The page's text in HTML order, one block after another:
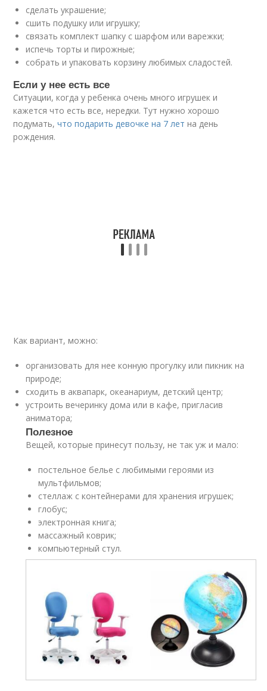
сделать украшение;
сшить подушку или игрушку;
связать комплект шапку с шарфом или варежки;
испечь торты и пирожные;
собрать и упаковать корзину любимых сладостей.
Если у нее есть все
Ситуации, когда у ребенка очень много игрушек и
кажется что есть все, нередки. Тут нужно хорошо
подумать,что подарить девочке на 7 лет на день
рождения.
Как вариант, можно:
организовать для нее конную прогулку или пикник на
природе;
сходить в аквапарк, океанариум, детский центр;
устроить вечеринку дома или в кафе, пригласив
аниматора;
Полезное
Вещей, которые принесут пользу, не так уж и мало:
постельное белье с любимыми героями из
мультфильмов;
стеллаж с контейнерами для хранения игрушек;
глобус;
электронная книга;
массажный коврик;
компьютерный стул.